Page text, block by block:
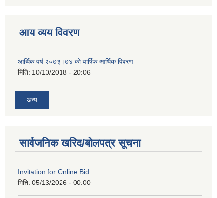
आय व्यय विवरण
आर्थिक वर्ष २०७३।७४ को वार्षिक आर्थिक विवरण
मिति: 10/10/2018 - 20:06
अन्य
सार्वजनिक खरिद/बोलपत्र सूचना
Invitation for Online Bid.
मिति: 05/13/2026 - 00:00